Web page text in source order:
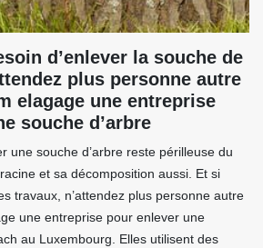
d’enlever la souche de
plus personne autre
elagage une entreprise
souche d’arbre
une souche d’arbre reste périlleuse du
et sa décomposition aussi. Et si
travaux, n’attendez plus personne autre
une entreprise pour enlever une
au Luxembourg. Elles utilisent des